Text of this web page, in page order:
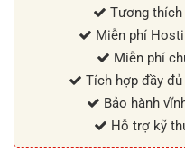
Tương
Miễn phí
Miễn phí
Tích hợp đầy
Bảo hành
Hỗ trợ kỹ